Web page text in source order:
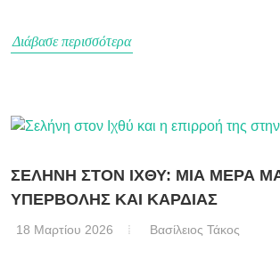
Διάβασε περισσότερα
ΣΕΛΗΝΗ ΣΤΟΝ ΙΧΘΥ: ΜΙΑ ΜΕΡΑ
ΥΠΕΡΒΟΛΗΣ ΚΑΙ ΚΑΡΔΙΑΣ
18 Μαρτίου 2026 Βασίλειος Τάκος